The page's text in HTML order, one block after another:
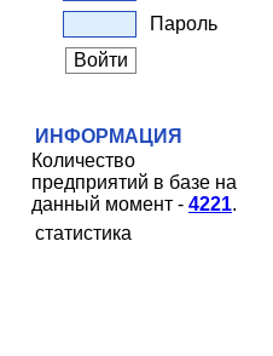
Пароль
ИНФОРМАЦИЯ
Количество
предприятий в базе на
данный момент - 4221.
статистика